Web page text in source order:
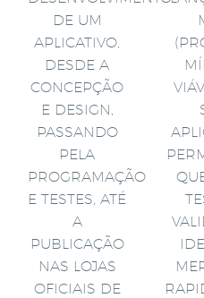
DE UM
APLICATIVO,
DESDE A
CONCEPÇÃO
E DESIGN,
PASSANDO
PELA
PROGRAMAÇÃO
E TESTES, ATÉ
A
PUBLICAÇÃO
NAS LOJAS
OFICIAIS DE